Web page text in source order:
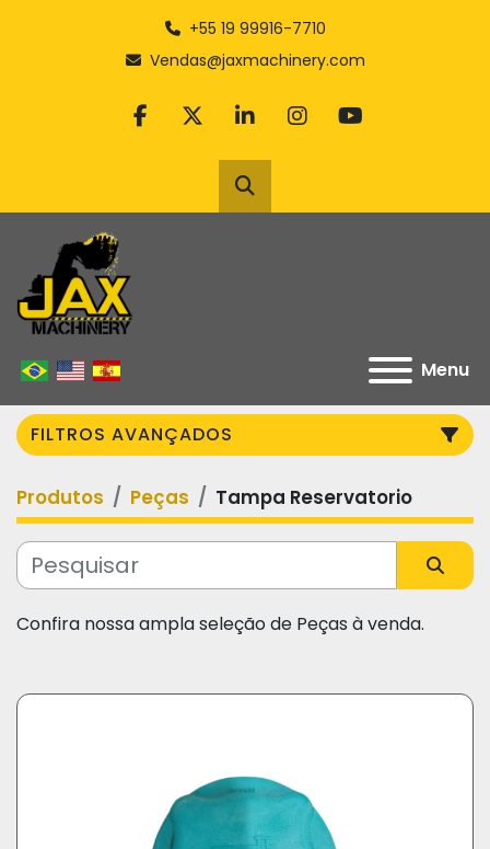
+55 19 99916-7710
Vendas@jaxmachinery.com
facebook
twitterlinkedininstagram
youtube
Pesquisar
Menu
FILTROS AVANÇADOS
Categoria
Fabricante
Produtos Peças Tampa Reservatorio
Confira nossa ampla seleção de Peças à venda.